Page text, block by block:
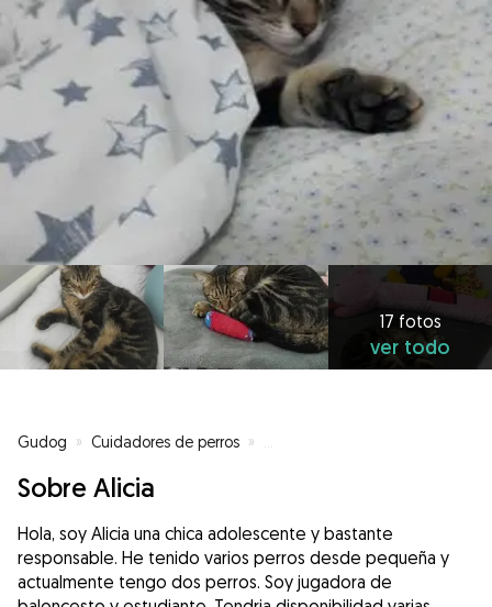
17 fotos
ver todo
Gudog » Cuidadores de perros »
Sobre Alicia
Hola, soy Alicia una chica adolescente y bastante
responsable. He tenido varios perros desde pequeña y
actualmente tengo dos perros. Soy jugadora de